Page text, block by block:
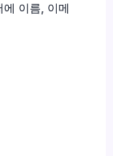
이름, 이메